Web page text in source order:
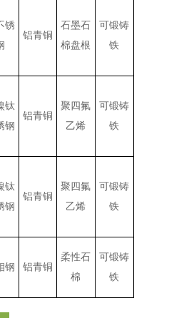
锈
铝青铜
石墨石
棉盘根
可锻铸
铁
钛
钢
铝青铜
聚四氟
乙烯
可锻铸
铁
钛
钢
铝青铜
聚四氟
乙烯
可锻铸
铁
钢 铝青铜
柔性石
棉
可锻铸
铁